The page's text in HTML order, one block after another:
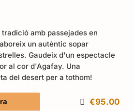
amb passejades en
un autèntic sopar
Gaudeix d'un espectacle
al cor d'Agafay. Una
del desert per a tothom!
€95.00